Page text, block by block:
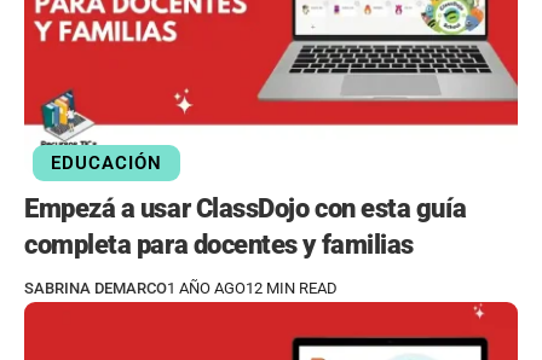
EDUCACIÓN
Empezá a usar ClassDojo con esta guía
completa para docentes y familias
SABRINA DEMARCO1 AÑO AGO12 MIN READ